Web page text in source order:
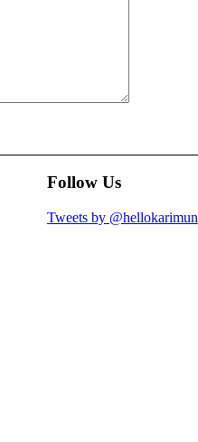
Follow Us
Tweets by @hellokarimun